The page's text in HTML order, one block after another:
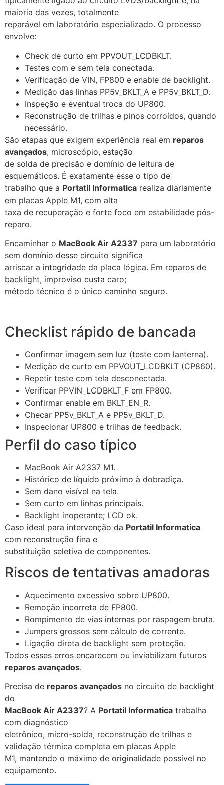
maioria das vezes, totalmente
reparável em laboratório especializado. O processo
envolve:
Check de curto em PPVOUT_LCDBKLT.
Testes com e sem tela conectada.
Verificação de VIN, FP800 e enable de backlight.
Medição das linhas PP5v_BKLT_A e PP5v_BKLT_D.
Inspeção e eventual troca do UP800.
Reconstrução de trilhas e pinos corroídos, quando
necessário.
São etapas que exigem experiência real em reparos
avançados, microscópio, estação
de solda de precisão e domínio de leitura de
esquemáticos. É exatamente esse o tipo de
trabalho que a Portatil Informatica realiza diariamente
em placas Apple M1, com alta
taxa de recuperação e forte foco em estabilidade pós-
reparo.
Encaminhar o MacBook Air A2337 para um laboratório
sem domínio desse circuito significa
arriscar a integridade da placa lógica. Em reparos de
backlight, improviso custa caro;
método técnico é o único caminho seguro.
Checklist rápido de bancada
Confirmar imagem sem luz (teste com lanterna).
Medição de curto em PPVOUT_LCDBKLT (CP860).
Repetir teste com tela desconectada.
Verificar PPVIN_LCDBKLT_F em FP800.
Confirmar enable em BKLT_EN_R.
Checar PP5v_BKLT_A e PP5v_BKLT_D.
Inspecionar UP800 e trilhas de feedback.
Perfil do caso típico
MacBook Air A2337 M1.
Histórico de líquido próximo à dobradiça.
Sem dano visível na tela.
Sem curto em linhas principais.
Backlight inoperante; LCD ok.
Caso ideal para intervenção da Portatil Informatica
com reconstrução fina e
substituição seletiva de componentes.
Riscos de tentativas amadoras
Aquecimento excessivo sobre UP800.
Remoção incorreta de FP800.
Rompimento de vias internas por raspagem bruta.
Jumpers grossos sem cálculo de corrente.
Ligação direta de backlight sem proteção.
Todos esses erros encarecem ou inviabilizam futuros
reparos avançados.
Precisa de reparos avançados no circuito de backlight
do
MacBook Air A2337? A Portatil Informatica trabalha
com diagnóstico
eletrônico, micro-solda, reconstrução de trilhas e
validação térmica completa em placas Apple
M1, mantendo o máximo de originalidade possível no
equipamento.